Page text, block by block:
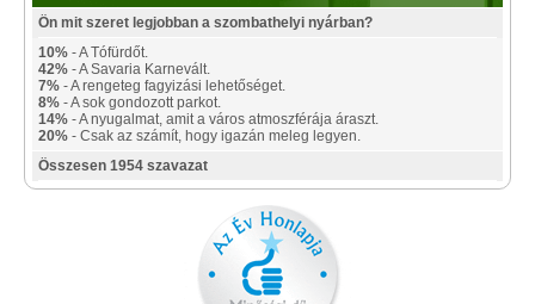
Ön mit szeret legjobban a szombathelyi nyárban?
10% - A Tófürdőt.
42% - A Savaria Karnevált.
7% - A rengeteg fagyizási lehetőséget.
8% - A sok gondozott parkot.
14% - A nyugalmat, amit a város atmoszférája áraszt.
20% - Csak az számít, hogy igazán meleg legyen.
Összesen 1954 szavazat